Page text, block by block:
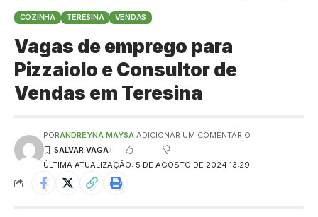
COZINHA TERESINA VENDAS
Vagas de emprego para
Pizzaiolo e Consultor de
Vendas em Teresina
ÚLTIMA ATUALIZAÇÃO: 5 DE AGOSTO DE 2024 13:29
PORANDREYNA MAYSA ADICIONAR UM COMENTÁRIO